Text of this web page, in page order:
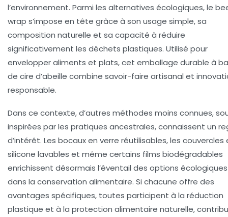
l’environnement. Parmi les alternatives écologiques, le
wrap s’impose en tête grâce à son usage simple, sa
composition naturelle et sa capacité à réduire
significativement les déchets plastiques. Utilisé pour
envelopper aliments et plats, cet emballage durable à
de cire d’abeille combine savoir-faire artisanal et
responsable.
Dans ce contexte, d’autres méthodes moins connues,
inspirées par les pratiques ancestrales, connaissent un
d’intérêt. Les bocaux en verre réutilisables, les couvercles
silicone lavables et même certains films biodégradables
enrichissent désormais l’éventail des options écologiques
dans la conservation alimentaire. Si chacune offre des
avantages spécifiques, toutes participent à la réduction
plastique et à la protection alimentaire naturelle,